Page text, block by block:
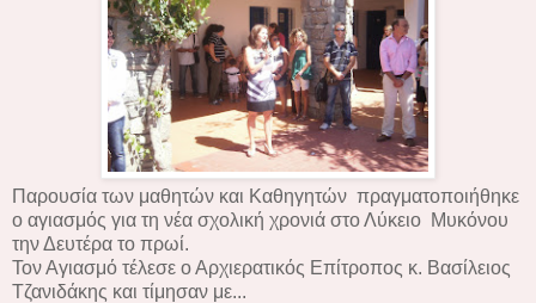
Παρουσία των μαθητών και Καθηγητών πραγματοποιήθηκε
ο αγιασμός για τη νέα σχολική χρονιά στο Λύκειο Μυκόνου
την Δευτέρα το πρωί.
Τον Αγιασμό τέλεσε ο Αρχιερατικός Επίτροπος κ. Βασίλειος
Τζανιδάκης και τίμησαν με...